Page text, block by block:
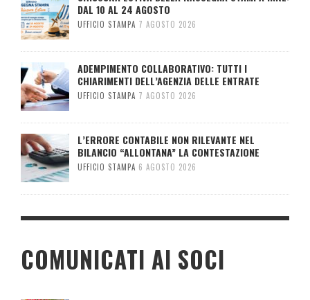
DAL 10 AL 24 AGOSTO
UFFICIO STAMPA 7 AGOSTO 2026
ADEMPIMENTO COLLABORATIVO: TUTTI I
CHIARIMENTI DELL’AGENZIA DELLE ENTRATE
UFFICIO STAMPA 7 AGOSTO 2026
L’ERRORE CONTABILE NON RILEVANTE NEL
BILANCIO “ALLONTANA” LA CONTESTAZIONE
UFFICIO STAMPA 6 AGOSTO 2026
COMUNICATI AI SOCI